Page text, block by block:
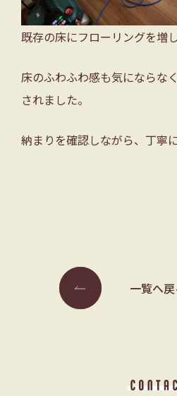
既存の床にフローリングを増
床のふわふわ感も気にならな
されました。
納まりを確認しながら、丁寧
一覧へ戻